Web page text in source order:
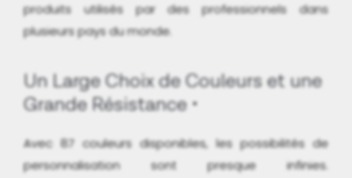
produits utilisés par des professionnels dans
plusieurs pays du monde.
Un Large Choix de Couleurs et une
Grande Résistance
Avec 87 couleurs disponibles, les possibilités de
personnalisation sont presque infinies.